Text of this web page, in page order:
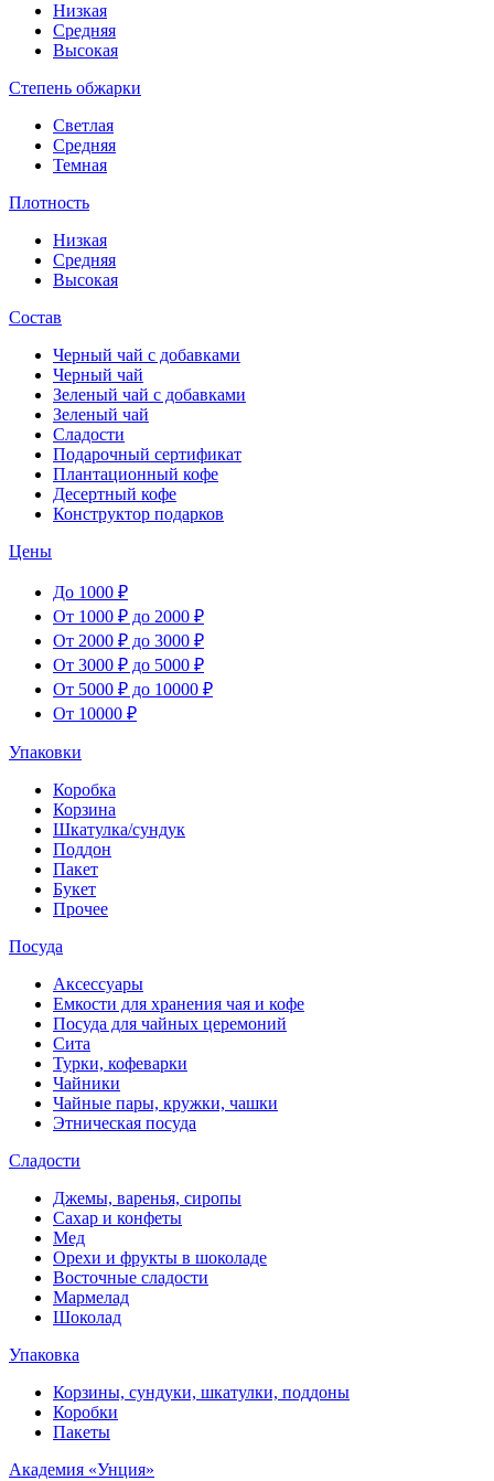
Низкая
Средняя
Высокая
Степень обжарки
Светлая
Средняя
Темная
Плотность
Низкая
Средняя
Высокая
Состав
Черный чай с добавками
Черный чай
Зеленый чай с добавками
Зеленый чай
Сладости
Подарочный сертификат
Плантационный кофе
Десертный кофе
Конструктор подарков
Цены
До 1000 ₽
От 1000 ₽ до 2000 ₽
От 2000 ₽ до 3000 ₽
От 3000 ₽ до 5000 ₽
От 5000 ₽ до 10000 ₽
От 10000 ₽
Упаковки
Коробка
Корзина
Шкатулка/сундук
Поддон
Пакет
Букет
Прочее
Посуда
Аксессуары
Емкости для хранения чая и кофе
Посуда для чайных церемоний
Сита
Турки, кофеварки
Чайники
Чайные пары, кружки, чашки
Этническая посуда
Сладости
Джемы, варенья, сиропы
Сахар и конфеты
Мед
Орехи и фрукты в шоколаде
Восточные сладости
Мармелад
Шоколад
Упаковка
Корзины, сундуки, шкатулки, поддоны
Коробки
Пакеты
Академия «Унция»